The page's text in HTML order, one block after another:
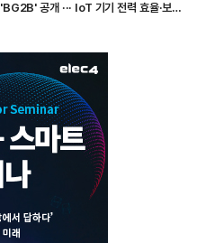
'BG2B' 공개 ··· IoT 기기 전력 효율·보안